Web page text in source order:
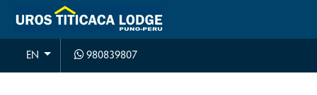
EN 980839807